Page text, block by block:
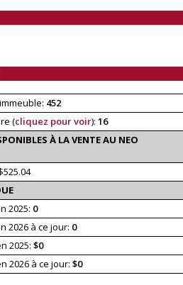
452
(cliquez pour voir): 16
À LA VENTE AU NEO
2025: 0
2026 à ce jour: 0
2025: $0
2026 à ce jour: $0